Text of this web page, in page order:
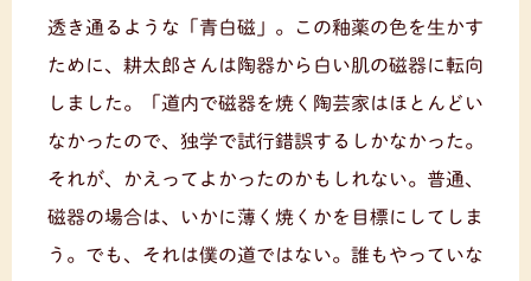
透き通るような「青白磁」。この釉薬の色を生かす
ために、耕太郎さんは陶器から白い肌の磁器に転向
しました。「道内で磁器を焼く陶芸家はほとんどい
なかったので、独学で試行錯誤するしかなかった。
それが、かえってよかったのかもしれない。普通、
磁器の場合は、いかに薄く焼くかを目標にしてしま
う。でも、それは僕の道ではない。誰もやっていな